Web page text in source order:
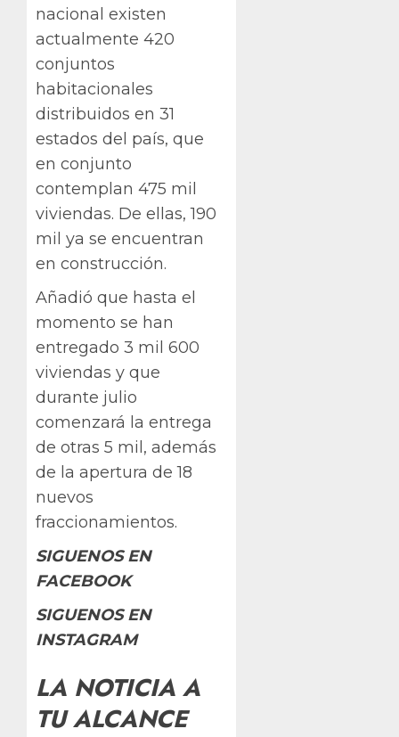
nacional existen
actualmente 420
conjuntos
habitacionales
distribuidos en 31
estados del país, que
en conjunto
contemplan 475 mil
viviendas. De ellas, 190
mil ya se encuentran
en construcción.
Añadió que hasta el
momento se han
entregado 3 mil 600
viviendas y que
durante julio
comenzará la entrega
de otras 5 mil, además
de la apertura de 18
nuevos
fraccionamientos.
SIGUENOS EN
FACEBOOK
SIGUENOS EN
INSTAGRAM
LA NOTICIA A
TU ALCANCE